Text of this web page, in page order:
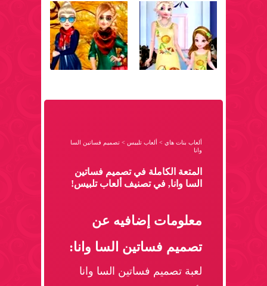
ألعاب بنات هاي > ألعاب تلبيس > تصميم فساتين السا
وانا
المتعة الكاملة في تصميم فساتين
السا وانا, في تصنيف ألعاب تلبيس!
معلومات إضافيه عن
تصميم فساتين السا وانا:
لعبة تصميم فساتين السا وانا